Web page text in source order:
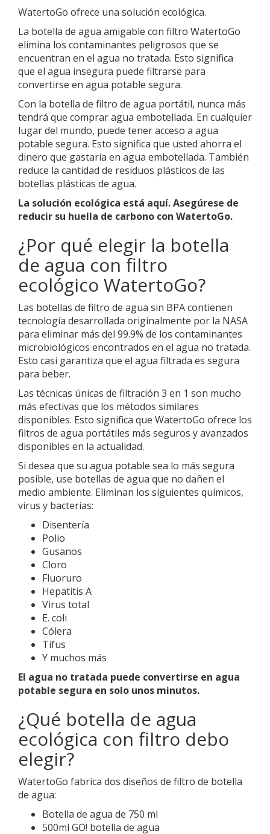
WatertoGo ofrece una solución ecológica.
La botella de agua amigable con filtro WatertoGo
elimina los contaminantes peligrosos que se
encuentran en el agua no tratada. Esto significa
que el agua insegura puede filtrarse para
convertirse en agua potable segura.
Con la botella de filtro de agua portátil, nunca más
tendrá que comprar agua embotellada. En cualquier
lugar del mundo, puede tener acceso a agua
potable segura. Esto significa que usted ahorra el
dinero que gastaría en agua embotellada. También
reduce la cantidad de residuos plásticos de las
botellas plásticas de agua.
La solución ecológica está aquí. Asegúrese de
reducir su huella de carbono con WatertoGo.
¿Por qué elegir la botella
de agua con filtro
ecológico WatertoGo?
Las botellas de filtro de agua sin BPA contienen
tecnología desarrollada originalmente por la NASA
para eliminar más del 99.9% de los contaminantes
microbiológicos encontrados en el agua no tratada.
Esto casi garantiza que el agua filtrada es segura
para beber.
Las técnicas únicas de filtración 3 en 1 son mucho
más efectivas que los métodos similares
disponibles. Esto significa que WatertoGo ofrece los
filtros de agua portátiles más seguros y avanzados
disponibles en la actualidad.
Si desea que su agua potable sea lo más segura
posible, use botellas de agua que no dañen el
medio ambiente. Eliminan los siguientes químicos,
virus y bacterias:
Disentería
Polio
Gusanos
Cloro
Fluoruro
Hepatitis A
Virus total
E. coli
Cólera
Tifus
Y muchos más
El agua no tratada puede convertirse en agua
potable segura en solo unos minutos.
¿Qué botella de agua
ecológica con filtro debo
elegir?
WatertoGo fabrica dos diseños de filtro de botella
de agua:
Botella de agua de 750 ml
500ml GO! botella de agua